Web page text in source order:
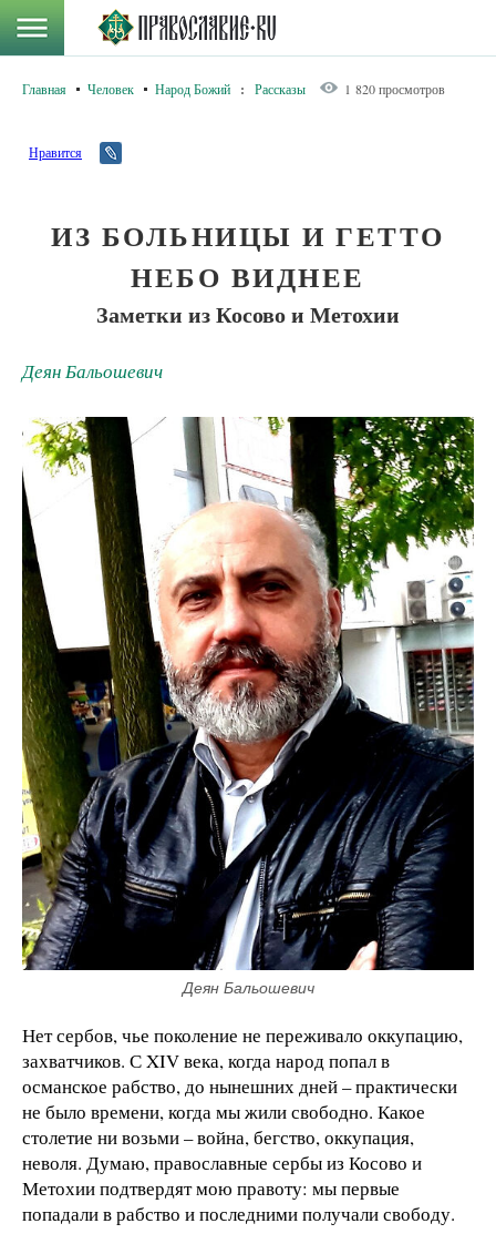
Главная Человек Народ Божий : Рассказы 1 820 просмотров
Нравится
ИЗ БОЛЬНИЦЫ И ГЕТТО
НЕБО ВИДНЕЕ
Заметки из Косово и Метохии
Деян Бальошевич
Деян Бальошевич
Нет сербов, чье поколение не переживало оккупацию,
захватчиков. С XIV века, когда народ попал в
османское рабство, до нынешних дней – практически
не было времени, когда мы жили свободно. Какое
столетие ни возьми – война, бегство, оккупация,
неволя. Думаю, православные сербы из Косово и
Метохии подтвердят мою правоту: мы первые
попадали в рабство и последними получали свободу.